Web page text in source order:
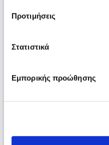
Προτιμήσεις
Στατιστικά
Εμπορικής προώθησης